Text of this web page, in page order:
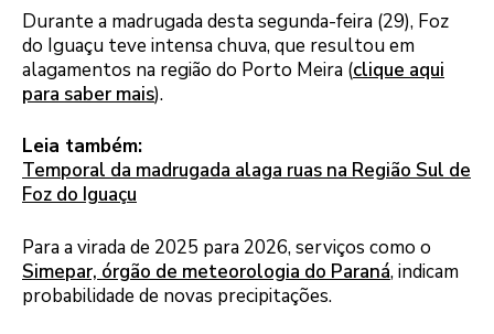
Durante a madrugada desta segunda-feira (29), Foz
do Iguaçu teve intensa chuva, que resultou em
alagamentos na região do Porto Meira (clique aqui
para saber mais).
Leia também:
Temporal da madrugada alaga ruas na Região Sul de
Foz do Iguaçu
Para a virada de 2025 para 2026, serviços como o
Simepar, órgão de meteorologia do Paraná, indicam
probabilidade de novas precipitações.